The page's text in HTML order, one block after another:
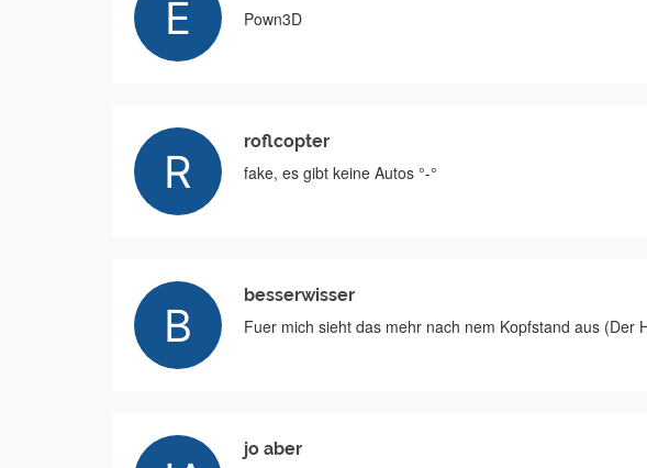
Pown3D
roflcopter
fake, es gibt keine Autos °-°
besserwisser
Fuer mich sieht das mehr nach nem Kopfstand aus (Der
jo aber